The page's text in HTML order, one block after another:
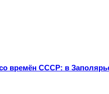
времён СССР: в